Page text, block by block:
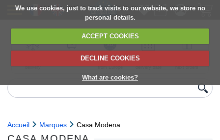
We use cookies, just to track visits to our website, we store no
personal details.
ACCEPT COOKIES
DECLINE COOKIES
What are cookies?
delivery
6,000+ products
Direct import
from Europe
Choose your
delivery date
next orders
Accueil Marques Casa Modena